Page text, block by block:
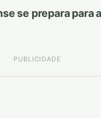
se prepara para
PUBLICIDADE